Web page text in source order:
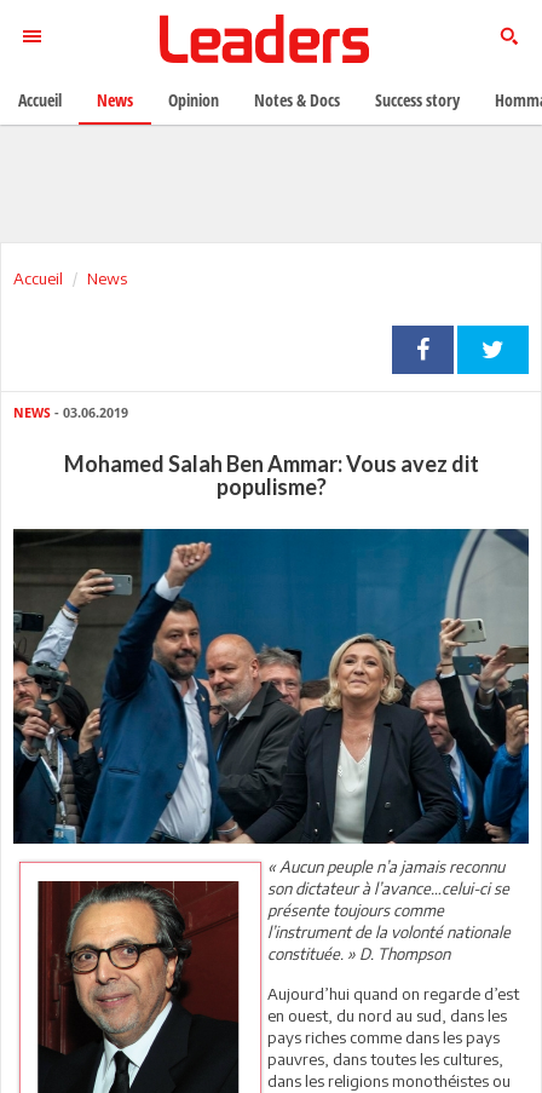
Accueil News
NEWS - 03.06.2019
Mohamed Salah Ben Ammar: Vous avez dit
populisme?
« Aucun peuple n’a jamais reconnu
son dictateur à l’avance…celui-ci se
présente toujours comme
l’instrument de la volonté nationale
constituée. » D. Thompson
Aujourd’hui quand on regarde d’est
en ouest, du nord au sud, dans les
pays riches comme dans les pays
pauvres, dans toutes les cultures,
dans les religions monothéistes ou
Accueil News Opinion Notes & Docs Success story